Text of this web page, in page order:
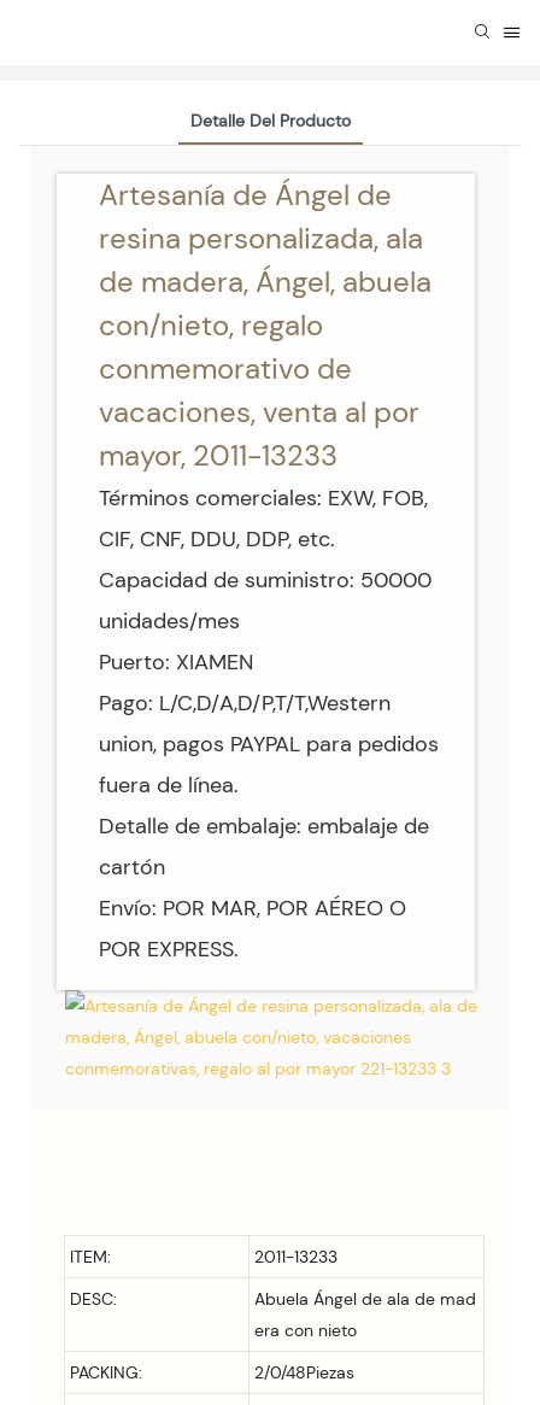
Detalle Del Producto
Artesanía de Ángel de
resina personalizada, ala
de madera, Ángel, abuela
con/nieto, regalo
conmemorativo de
vacaciones, venta al por
mayor, 2011-13233
Términos comerciales: EXW, FOB,
CIF, CNF, DDU, DDP, etc.
Capacidad de suministro: 50000
unidades/mes
Puerto: XIAMEN
Pago: L/C,D/A,D/P,T/T,Western
union, pagos PAYPAL para pedidos
fuera de línea.
Detalle de embalaje: embalaje de
cartón
Envío: POR MAR, POR AÉREO O
POR EXPRESS.
ITEM:
2011-13233
DESC:
Abuela Ángel de ala de mad
era con nieto
PACKING:
2/0/48Piezas